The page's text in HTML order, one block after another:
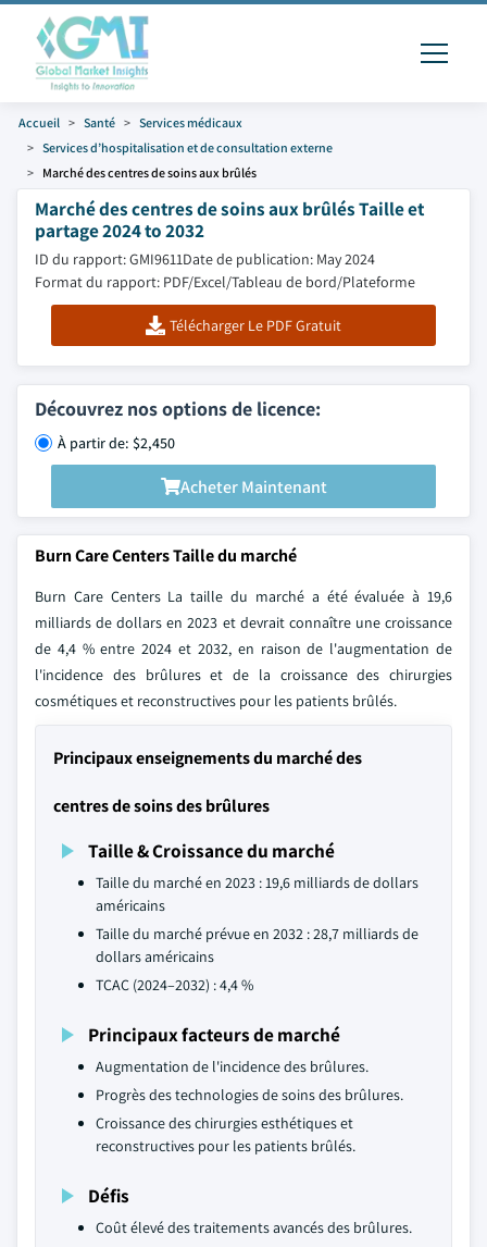
Accueil Santé
Services médicaux
Services d’hospitalisation et de consultation externe
Marché des centres de soins aux brûlés
Marché des centres de soins aux brûlés Taille et
partage 2024 to 2032
ID du rapport: GMI9611Date de publication: May 2024
Format du rapport: PDF/Excel/Tableau de bord/Plateforme
Télécharger Le PDF Gratuit
Découvrez nos options de licence:
À partir de: $2,450
Acheter Maintenant
Burn Care Centers Taille du marché
Burn Care Centers La taille du marché a été évaluée à 19,6
milliards de dollars en 2023 et devrait connaître une croissance
de 4,4 % entre 2024 et 2032, en raison de l'augmentation de
l'incidence des brûlures et de la croissance des chirurgies
cosmétiques et reconstructives pour les patients brûlés.
Principaux enseignements du marché des
centres de soins des brûlures
Taille & Croissance du marché
Taille du marché en 2023 : 19,6 milliards de dollars
américains
Taille du marché prévue en 2032 : 28,7 milliards de
dollars américains
TCAC (2024–2032) : 4,4 %
Principaux facteurs de marché
Augmentation de l'incidence des brûlures.
Progrès des technologies de soins des brûlures.
Croissance des chirurgies esthétiques et
reconstructives pour les patients brûlés.
Défis
Coût élevé des traitements avancés des brûlures.